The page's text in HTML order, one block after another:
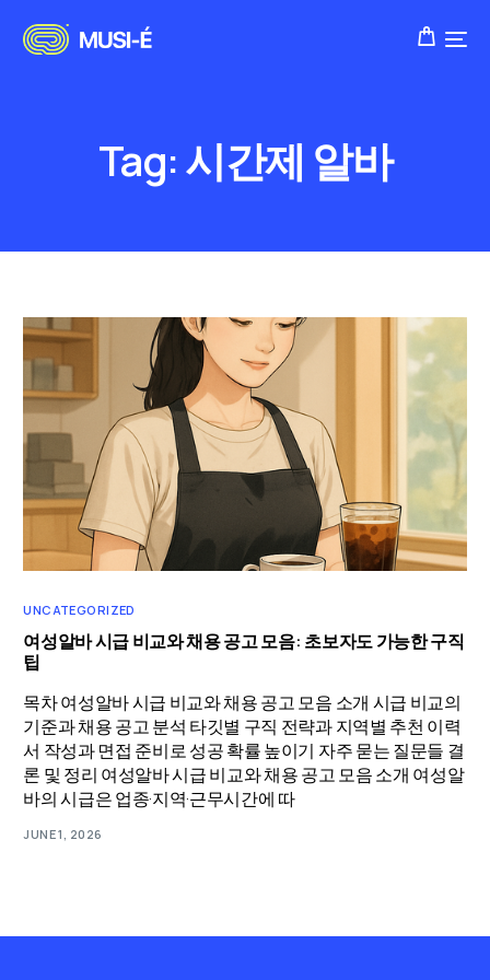
Tag:시간제 알바
UNCATEGORIZED
여성알바 시급 비교와 채용 공고 모음: 초보자도 가능한 구직
팁
목차 여성알바 시급 비교와 채용 공고 모음 소개 시급 비교의
기준과 채용 공고 분석 타깃별 구직 전략과 지역별 추천 이력
서 작성과 면접 준비로 성공 확률 높이기 자주 묻는 질문들 결
론 및 정리 여성알바 시급 비교와 채용 공고 모음 소개 여성알
바의 시급은 업종·지역·근무시간에 따
JUNE 1, 2026